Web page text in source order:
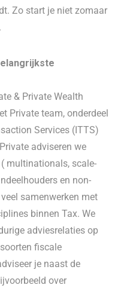
Zo start je niet zomaar
& Private Wealth
Private team, onderdeel
Services (ITTS)
adviseren we
multinationals, scale-
en non-
samenwerken met
binnen Tax. We
adviesrelaties op
fiscale
je naast de
over